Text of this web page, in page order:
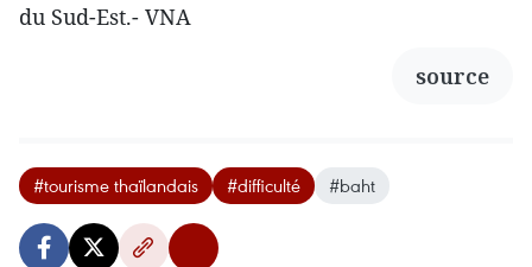
du Sud-Est.- VNA
source
#tourisme thaïlandais #difficulté #baht